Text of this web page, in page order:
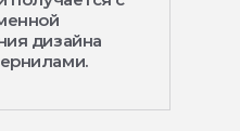
дизайна